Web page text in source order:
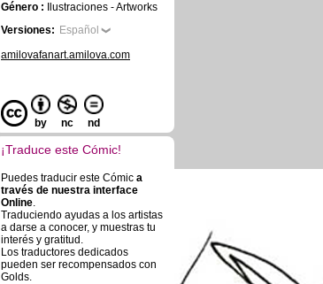
Género :
Ilustraciones - Artworks
Versiones: Español
amilovafanart.amilova.com
by nc nd
¡Traduce este Cómic!
Puedes traducir este Cómic a
través de nuestra interface
Online.
Traduciendo ayudas a los artistas
a darse a conocer, y muestras tu
interés y gratitud.
Los traductores dedicados
pueden ser recompensados con
Golds.